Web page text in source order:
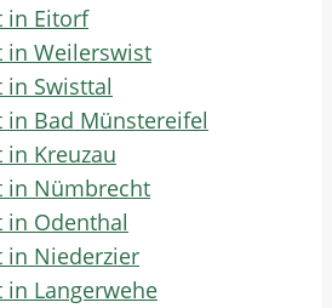
in Eitorf
in Weilerswist
Swisttal
Bad Münstereifel
Kreuzau
in Nümbrecht
Odenthal
in Niederzier
Langerwehe